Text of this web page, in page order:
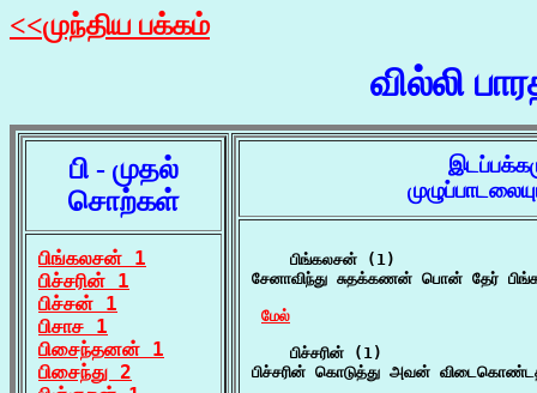
<<முந்திய பக்கம்
வில்லி
பி - முதல்
சொற்கள்
பிங்கலசன் 1
பிச்சரின் 1
பிச்சன் 1
பிசாச 1
பிசைந்தனன் 1
பிசைந்து 2
    பிங்கலசன் (1)
சேனாவிந்து சுதக்கணன் பொன் தேர்
மேல்
    பிச்சரின் (1)
பிச்சரின் கொடுத்து அவன்